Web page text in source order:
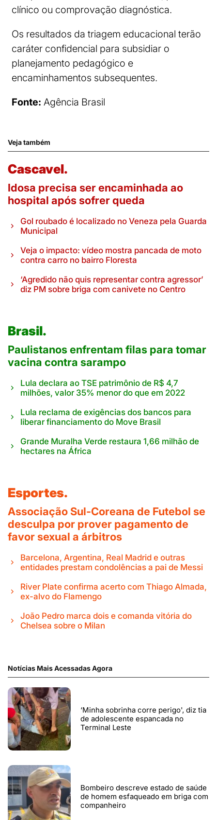
clínico ou comprovação diagnóstica.
Os resultados da triagem educacional terão
caráter confidencial para subsidiar o
planejamento pedagógico e
encaminhamentos subsequentes.
Fonte: Agência Brasil
Veja também
Cascavel.
Idosa precisa ser encaminhada ao
hospital após sofrer queda
Gol roubado é localizado no Veneza pela Guarda
Municipal
Veja o impacto: vídeo mostra pancada de moto
contra carro no bairro Floresta
‘Agredido não quis representar contra agressor’
diz PM sobre briga com canivete no Centro
Brasil.
Paulistanos enfrentam filas para tomar
vacina contra sarampo
Lula declara ao TSE patrimônio de R$ 4,7
milhões, valor 35% menor do que em 2022
Lula reclama de exigências dos bancos para
liberar financiamento do Move Brasil
Grande Muralha Verde restaura 1,66 milhão de
hectares na África
Esportes.
Associação Sul-Coreana de Futebol se
desculpa por prover pagamento de
favor sexual a árbitros
Barcelona, Argentina, Real Madrid e outras
entidades prestam condolências a pai de Messi
River Plate confirma acerto com Thiago Almada,
ex-alvo do Flamengo
João Pedro marca dois e comanda vitória do
Chelsea sobre o Milan
Notícias Mais Acessadas Agora
‘Minha sobrinha corre perigo', diz tia
de adolescente espancada no
Terminal Leste
Bombeiro descreve estado de saúde
de homem esfaqueado em briga com
companheiro